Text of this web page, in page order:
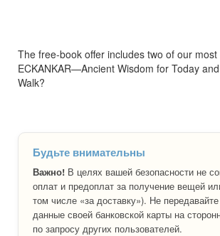
The free-book offer includes two of our
ECKANKAR—Ancient Wisdom for Today
Walk?
Будьте внимательны
Важно! В целях вашей безопасности не
оплат и предоплат за получение вещей
том числе «за доставку»). Не
данные своей банковской карты на
по запросу других пользователей.